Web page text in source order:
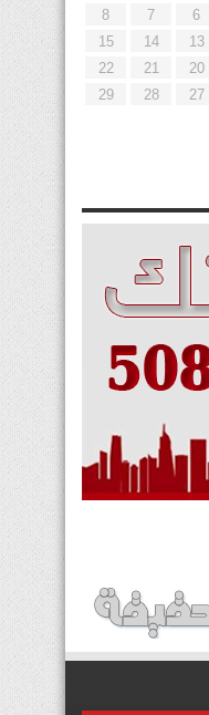
6
7
8
13
14
15
20
21
22
27
28
29